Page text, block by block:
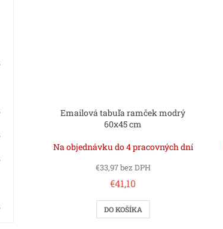
Emailová tabuľa ramček modrý
60x45 cm
Na objednávku do 4 pracovných dní
€33,97 bez DPH
€41,10
DO KOŠÍKA